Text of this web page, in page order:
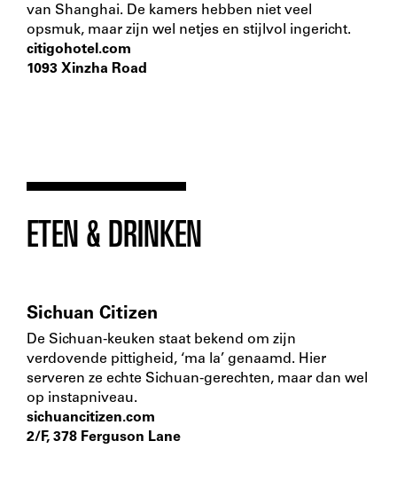
van Shanghai. De kamers hebben niet veel
opsmuk, maar zijn wel netjes en stijlvol ingericht.
citigohotel.com
1093 Xinzha Road
ETEN & DRINKEN
Sichuan Citizen
De Sichuan-keuken staat bekend om zijn
verdovende pittigheid, ‘ma la’ genaamd. Hier
serveren ze echte Sichuan-gerechten, maar dan wel
op instapniveau.
sichuancitizen.com
2/F, 378 Ferguson Lane